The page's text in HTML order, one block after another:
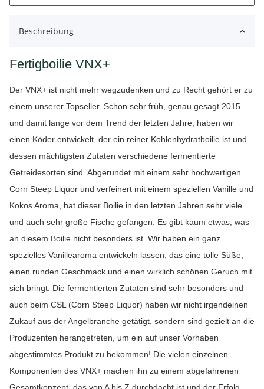
Beschreibung
Fertigboilie VNX+
Der VNX+ ist nicht mehr wegzudenken und zu Recht gehört er zu
einem unserer Topseller. Schon sehr früh, genau gesagt 2015
und damit lange vor dem Trend der letzten Jahre, haben wir
einen Köder entwickelt, der ein reiner Kohlenhydratboilie ist und
dessen mächtigsten Zutaten verschiedene fermentierte
Getreidesorten sind. Abgerundet mit einem sehr hochwertigen
Corn Steep Liquor und verfeinert mit einem speziellen Vanille und
Kokos Aroma, hat dieser Boilie in den letzten Jahren sehr viele
und auch sehr große Fische gefangen. Es gibt kaum etwas, was
an diesem Boilie nicht besonders ist. Wir haben ein ganz
spezielles Vanillearoma entwickeln lassen, das eine tolle Süße,
einen runden Geschmack und einen wirklich schönen Geruch mit
sich bringt. Die fermentierten Zutaten sind sehr besonders und
auch beim CSL (Corn Steep Liquor) haben wir nicht irgendeinen
Zukauf aus der Angelbranche getätigt, sondern sind gezielt an die
Produzenten herangetreten, um ein auf unser Vorhaben
abgestimmtes Produkt zu bekommen! Die vielen einzelnen
Komponenten des VNX+ machen ihn zu einem abgefahrenen